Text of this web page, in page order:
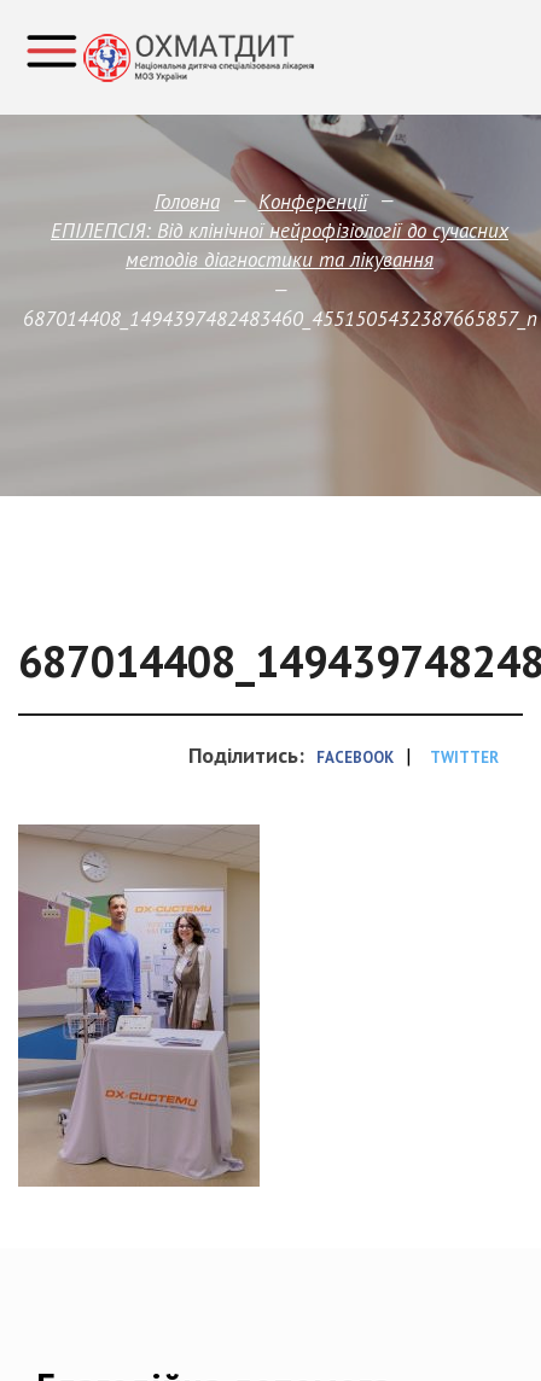
Головна — Конференції —
ЕПІЛЕПСІЯ: Від клінічної нейрофізіології до сучасних
методів діагностики та лікування
—
687014408_1494397482483460_4551505432387665857_n
Поділитись: FACEBOOK | TWITTER